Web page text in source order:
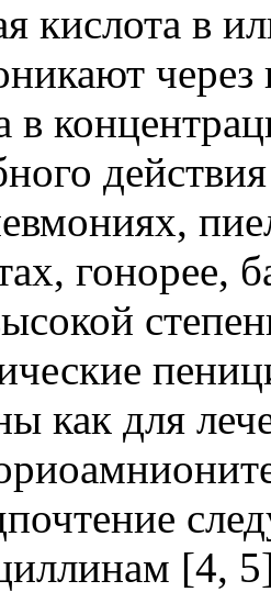
кислота в
в
гонорее,
как для
[4,